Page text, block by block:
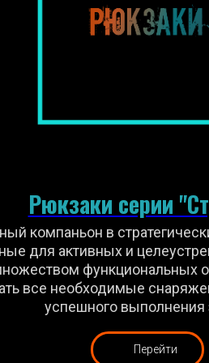
Рюкзаки серии
компаньон в
для активных и
функциональных
все необходимые
успешного выполнения
Перейти